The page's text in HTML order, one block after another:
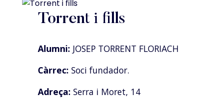
Torrent i fills
Alumni: JOSEP TORRENT FLORIACH
Càrrec: Soci fundador.
Adreça: Serra i Moret, 14